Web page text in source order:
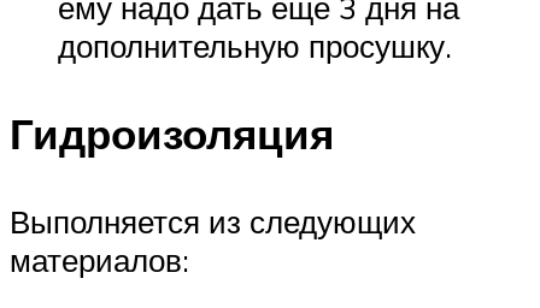
дополнительную просушку.
Гидроизоляция
Выполняется из следующих
материалов: